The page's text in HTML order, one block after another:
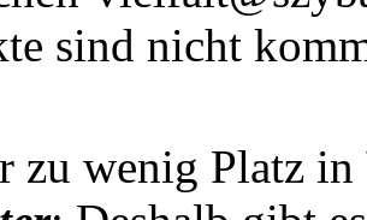
sind nicht
zu wenig Platz in